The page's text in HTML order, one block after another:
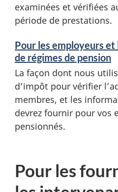
examinées et vérifiées
période de prestations.
Pour les employeurs
de régimes de pension
La façon dont nous
d’impôt pour vérifier
membres, et les
devrez fournir pour vos
pensionnés.
Pour les